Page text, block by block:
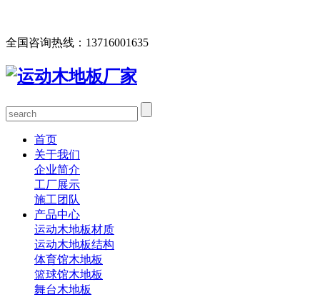
全国咨询热线： 13716001635
首页
关于我们
企业简介
工厂展示
施工团队
产品中心
运动木地板材质
运动木地板结构
体育馆木地板
篮球馆木地板
舞台木地板